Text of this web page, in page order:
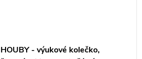
HOUBY - výukové kolečko,